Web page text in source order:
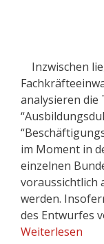
Inzwischen
analysieren die
im Moment in
einzelnen
voraussichtlich
werden.
des Entwurfes
Weiterlesen